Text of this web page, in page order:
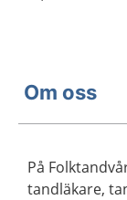
Om oss
På
tandläkare,